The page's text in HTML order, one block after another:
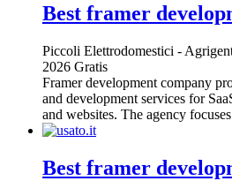
Best framer
Piccoli Elettrodomestici -
2026 Gratis
Framer development company
and development services for
and websites. The agency
Best framer